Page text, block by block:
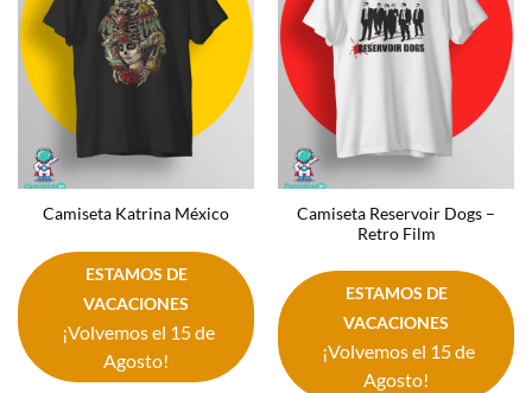
Camiseta Katrina México
ESTAMOS DE
VACACIONES
¡Volvemos el 15 de
Agosto!
Camiseta Reservoir Dogs –
Retro Film
ESTAMOS DE
VACACIONES
¡Volvemos el 15 de
Agosto!